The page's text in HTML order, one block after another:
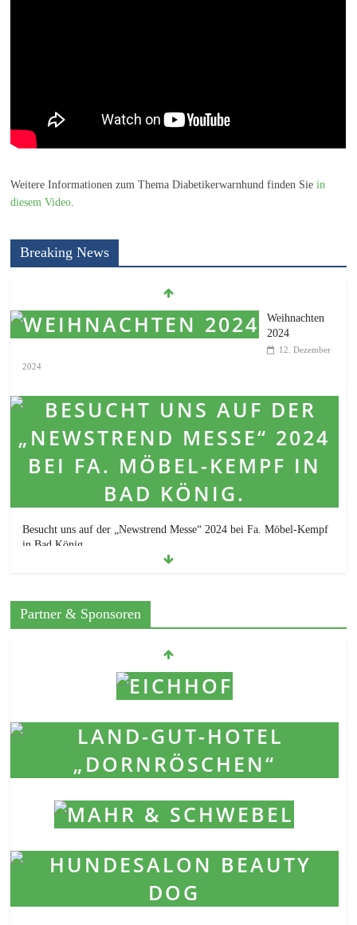
Weitere Informationen zum Thema Diabetikerwarnhund finden Siein
diesem Video
Breaking News
Weihnachten
2024
12. Dezember
2024
Besucht uns auf der „Newstrend Messe“ 2024 bei Fa. Möbel-Kempf
in Bad König.
Förderprojekt „Santo“
30. November 2025
Partner & Sponsoren